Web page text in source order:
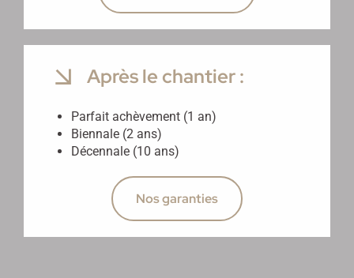
Après le chantier :
Parfait achèvement (1 an)
Biennale (2 ans)
Décennale (10 ans)
Nos garanties